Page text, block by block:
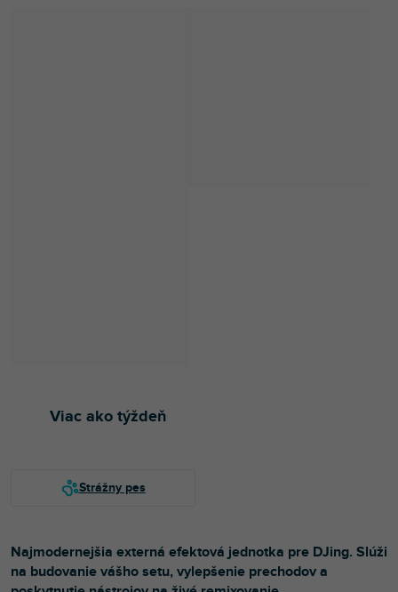
Viac ako týždeň
Najmodernejšia externá efektová jednotka pre DJing. Slúži
na budovanie vášho setu, vylepšenie prechodov a